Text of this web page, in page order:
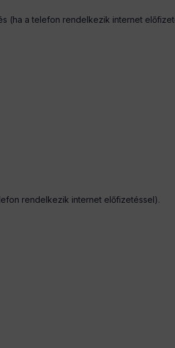
(ha a telefon rendelkezik internet
rendelkezik internet előfizetéssel).